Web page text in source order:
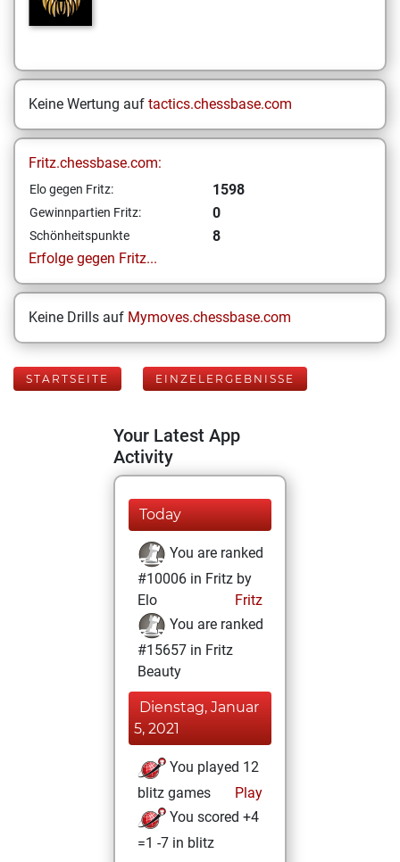
Keine Wertung auf tactics.chessbase.com
Fritz.chessbase.com:
Elo gegen Fritz: 1598
Gewinnpartien Fritz: 0
Schönheitspunkte
8
Erfolge gegen Fritz...
Keine Drills auf Mymoves.chessbase.com
STARTSEITE EINZELERGEBNISSE
Your Latest App
Activity
Today
You are ranked
#10006 in Fritz by
Elo
Fritz
You are ranked
#15657 in Fritz
Beauty
Dienstag, Januar
5, 2021
You played 12
blitz games
Play
You scored +4
=1 -7 in blitz